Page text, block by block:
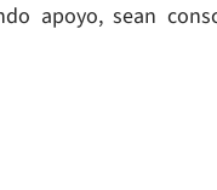
apoyo, sean